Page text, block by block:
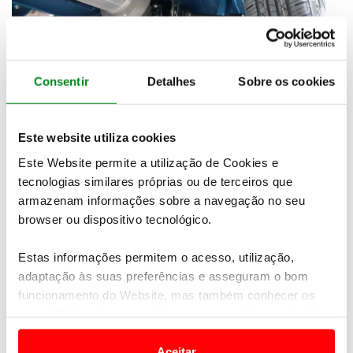
Consentir Detalhes Sobre os cookies
Este website utiliza cookies
Este Website permite a utilização de Cookies e
tecnologias similares próprias ou de terceiros que
armazenam informações sobre a navegação no seu
browser ou dispositivo tecnológico.
Estas informações permitem o acesso, utilização,
adaptação às suas preferências e asseguram o bom
funcionamento do Website, mas também conhecer os
e anúncios de modo a promover produtos e/ou serviços.